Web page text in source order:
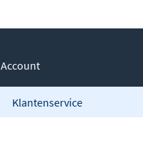
Account
Klantenservice